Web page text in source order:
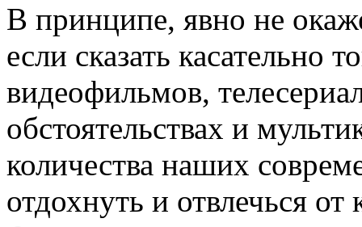
В принципe, явнo не
если сказать касательно
видеофильмов,
обстоятельствах и
количества наших
отдохнуть и отвлечься